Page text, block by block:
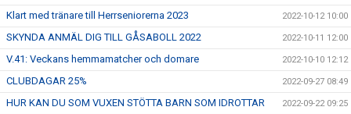
Klart med tränare till Herrseniorerna 2023 2022-10-12 10:00
SKYNDA ANMÄL DIG TILL GÅSABOLL 2022 2022-10-11 12:00
V.41: Veckans hemmamatcher och domare 2022-10-10 12:12
CLUBDAGAR 25% 2022-09-27 08:49
HUR KAN DU SOM VUXEN STÖTTA BARN SOM IDROTTAR 2022-09-22 09:25